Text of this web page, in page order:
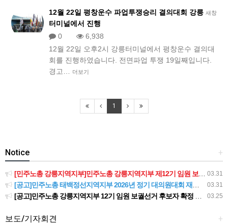
새창
12월 22일 평창운수 파업투쟁승리 결의대회 강릉
터미널에서 진행
0
6,938
12월 22일 오후2시 강릉터미널에서 평창운수 결의대
회를 진행하였습니다. 전면파업 투쟁 19일째입니다.
경고…
더보기
1
+
Notice
03.31
[민주노총 강릉지역지부]민주노총 강릉지역지부 제12기 임원 보궐선거결과 공고
03.31
[공고]민주노총 태백정선지역지부 2026년 정기 대의원대회 재소집 건
03.25
[공고]민주노총 강릉지역지부 12기 임원 보궐선거 후보자 확정 공고
+
보도/기자회견